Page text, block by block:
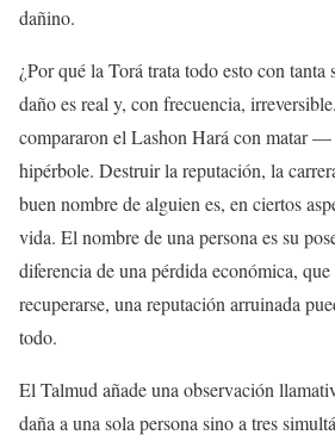
dañino.
¿Por qué la Torá trata todo esto con tanta
daño es real y, con frecuencia,
compararon el Lashon Hará con matar
hipérbole. Destruir la reputación, la
buen nombre de alguien es, en ciertos
vida. El nombre de una persona es su
diferencia de una pérdida económica, que
recuperarse, una reputación arruinada
todo.
El Talmud añade una observación
daña a una sola persona sino a tres